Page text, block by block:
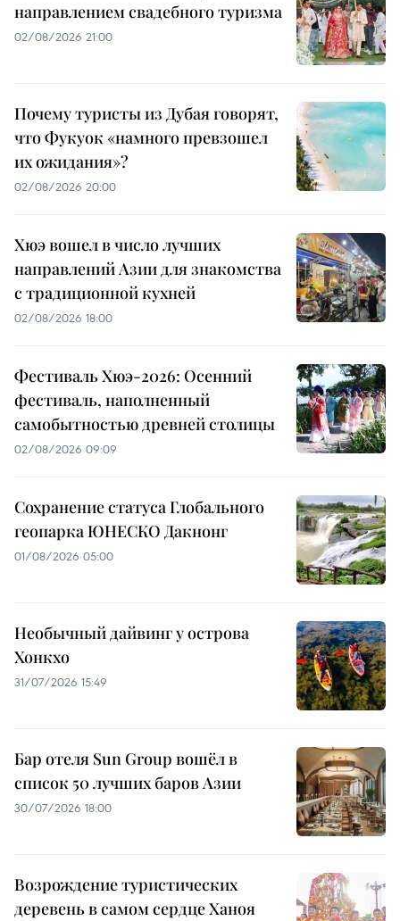
направлением свадебного туризма
02/08/2026 21:00
Почему туристы из Дубая говорят,
что Фукуок «намного превзошел
их ожидания»?
02/08/2026 20:00
Хюэ вошел в число лучших
направлений Азии для знакомства
с традиционной кухней
02/08/2026 18:00
Фестиваль Хюэ-2026: Осенний
фестиваль, наполненный
самобытностью древней столицы
02/08/2026 09:09
Сохранение статуса Глобального
геопарка ЮНЕСКО Дакнонг
01/08/2026 05:00
Необычный дайвинг у острова
Хонкхо
31/07/2026 15:49
Бар отеля Sun Group вошёл в
список 50 лучших баров Азии
30/07/2026 18:00
Возрождение туристических
деревень в самом сердце Ханоя